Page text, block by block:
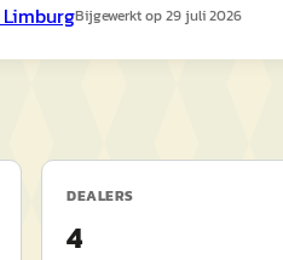
LimburgBijgewerkt op29 juli 2026
DEALERS
4